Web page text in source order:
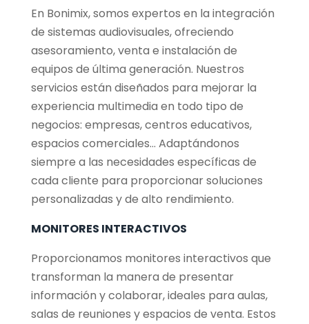
En Bonimix, somos expertos en la integración
de sistemas audiovisuales, ofreciendo
asesoramiento, venta e instalación de
equipos de última generación. Nuestros
servicios están diseñados para mejorar la
experiencia multimedia en todo tipo de
negocios: empresas, centros educativos,
espacios comerciales... Adaptándonos
siempre a las necesidades específicas de
cada cliente para proporcionar soluciones
personalizadas y de alto rendimiento.
MONITORES INTERACTIVOS
Proporcionamos monitores interactivos que
transforman la manera de presentar
información y colaborar, ideales para aulas,
salas de reuniones y espacios de venta. Estos